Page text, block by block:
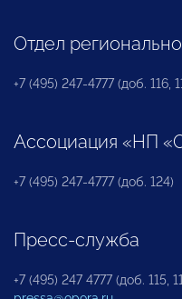
Отдел
+7 (495) 247-4777 (доб. 116,
Ассоциация «НП
+7 (495) 247-4777 (доб. 124)
Пресс-служба
+7 (495) 247 4777 (доб. 115,